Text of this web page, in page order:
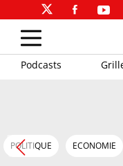
Podcasts
POLITIQUE ECONOMIE